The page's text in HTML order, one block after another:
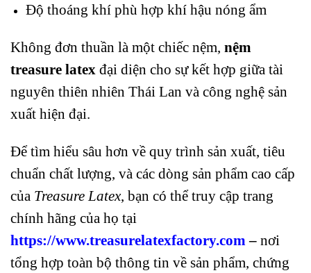
Độ thoáng khí phù hợp khí hậu nóng ẩm
Không đơn thuần là một chiếc nệm, nệm
treasure latex đại diện cho sự kết hợp giữa tài
nguyên thiên nhiên Thái Lan và công nghệ sản
xuất hiện đại.
Để tìm hiểu sâu hơn về quy trình sản xuất, tiêu
chuẩn chất lượng, và các dòng sản phẩm cao cấp
của Treasure Latex, bạn có thể truy cập trang
chính hãng của họ tại
https://www.treasurelatexfactory.com – nơi
tổng hợp toàn bộ thông tin về sản phẩm, chứng